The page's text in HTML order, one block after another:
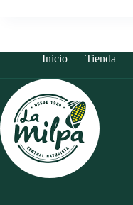
Inicio Tienda